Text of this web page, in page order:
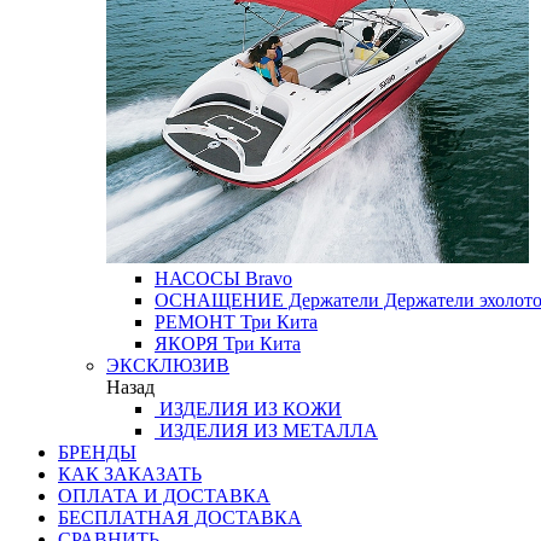
НАСОСЫ Bravo
ОСНАЩЕНИЕ Держатели Держатели
РЕМОНТ Три Кита
ЯКОРЯ Три Кита
ЭКСКЛЮЗИВ
Назад
ИЗДЕЛИЯ ИЗ КОЖИ
ИЗДЕЛИЯ ИЗ МЕТАЛЛА
БРЕНДЫ
КАК ЗАКАЗАТЬ
ОПЛАТА И ДОСТАВКА
БЕСПЛАТНАЯ ДОСТАВКА